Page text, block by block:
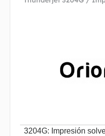
3204G: Impresión